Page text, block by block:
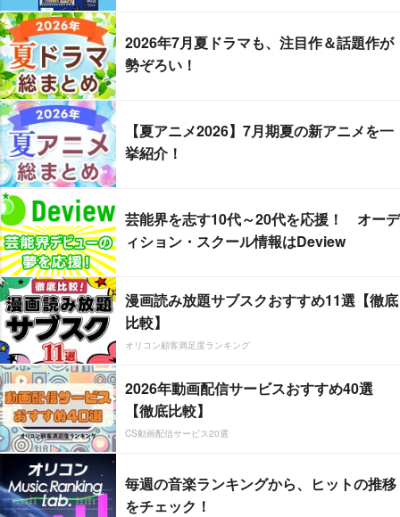
2026年7月夏ドラマも、注目作＆話題作が
勢ぞろい！
【夏アニメ2026】7月期夏の新アニメを一
挙紹介！
芸能界を志す10代～20代を応援！ オーデ
ィション・スクール情報はDeview
漫画読み放題サブスクおすすめ11選【徹底
比較】
オリコン顧客満足度ランキング
2026年動画配信サービスおすすめ40選
【徹底比較】
CS動画配信サービス20選
毎週の音楽ランキングから、ヒットの推移
をチェック！